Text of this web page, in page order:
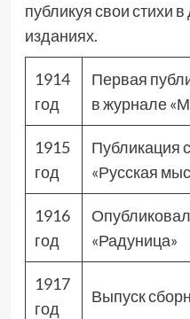
публикуя свои стихи
изданиях.
1914
год
Первая
в журнале
1915
год
Публикация
«Русская
1916
год
Опубликовал
«Радуница»
1917
год
Выпуск